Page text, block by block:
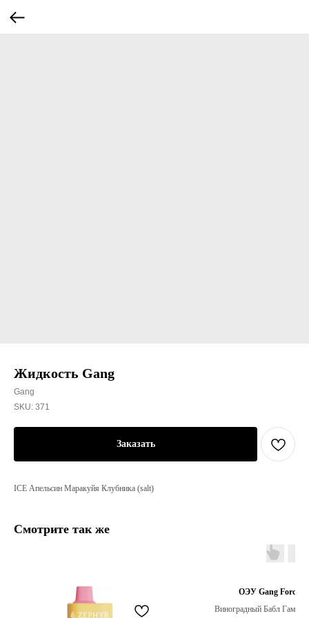
Жидкость Gang
Gang
SKU: 371
Заказать
ICE Апельсин Маракуйя Клубника (salt)
Смотрите так же
ОЭУ Gang Force
Виноградный Бабл Гам